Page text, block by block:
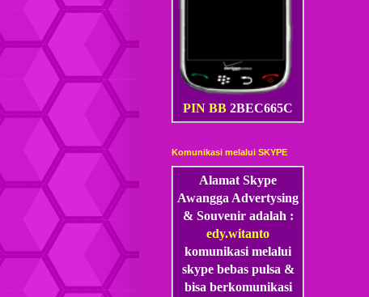
PIN BB 2BEC665C
Komunikasi melalui SKYPE
Alamat Skype
Awangga Advertysing
& Souvenir adalah :
edy.witanto
komunikasi melalui
skype bebas pulsa &
bisa berkomunikasi